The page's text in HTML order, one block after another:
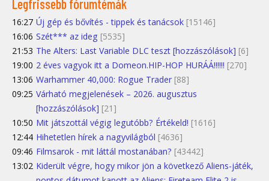
Legfrissebb fórumtémák
16:27 Új gép és bővítés - tippek és tanácsok [15146]
16:06 Szét*** az ideg [5535]
21:53 The Alters: Last Variable DLC teszt [hozzászólások] [6]
19:00 2 éves vagyok itt a Domeon.HIP-HOP HURÁÁ!!!!!! [270]
13:06 Warhammer 40,000: Rogue Trader [88]
09:25 Várható megjelenések – 2026. augusztus
[hozzászólások] [21]
10:50 Mit játszottál végig legutóbb? Értékeld! [1616]
12:44 Hihetetlen hírek a nagyvilágból [4636]
09:46 Filmsarok - mit láttál mostanában? [43442]
13:02 Kiderült végre, hogy mikor jön a következő Aliens-játék,